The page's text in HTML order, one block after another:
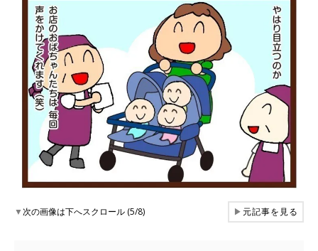
▼次の画像は下へスクロール (5/8) ▶元記事を見る